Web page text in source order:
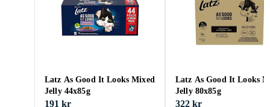
Latz As Good It Looks Mixed
Jelly 44x85g
191 kr
Latz As Good It Looks
Jelly 80x85g
322 kr